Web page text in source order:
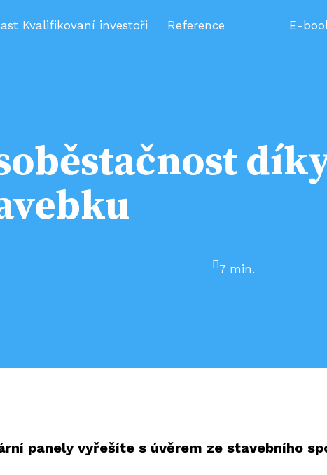
Kvalifikovaní investoři Reference E-
7 min.
panely vyřešíte s úvěrem ze stavebního